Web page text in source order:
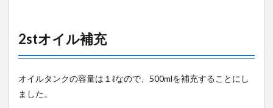
2stオイル補充
オイルタンクの容量は１ℓなので、500mlを補充することにし
ました。